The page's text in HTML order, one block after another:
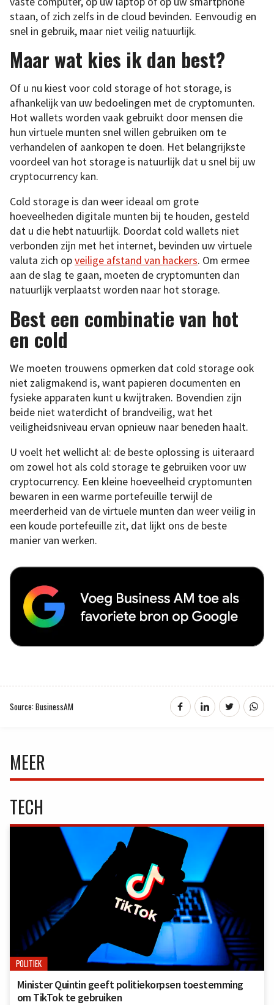
staan, of zich zelfs in de cloud bevinden. Eenvoudig en
snel in gebruik, maar niet veilig natuurlijk.
Maar wat kies ik dan best?
Of u nu kiest voor cold storage of hot storage, is
afhankelijk van uw bedoelingen met de cryptomunten.
Hot wallets worden vaak gebruikt door mensen die
hun virtuele munten snel willen gebruiken om te
verhandelen of aankopen te doen. Het belangrijkste
voordeel van hot storage is natuurlijk dat u snel bij uw
cryptocurrency kan.
Cold storage is dan weer ideaal om grote
hoeveelheden digitale munten bij te houden, gesteld
dat u die hebt natuurlijk. Doordat cold wallets niet
verbonden zijn met het internet, bevinden uw virtuele
valuta zich opveilige afstand van hackers. Om ermee
aan de slag te gaan, moeten de cryptomunten dan
natuurlijk verplaatst worden naar hot storage.
Best een combinatie van hot
en cold
We moeten trouwens opmerken dat cold storage ook
niet zaligmakend is, want papieren documenten en
fysieke apparaten kunt u kwijtraken. Bovendien zijn
beide niet waterdicht of brandveilig, wat het
veiligheidsniveau ervan opnieuw naar beneden haalt.
U voelt het wellicht al: de beste oplossing is uiteraard
om zowel hot als cold storage te gebruiken voor uw
cryptocurrency. Een kleine hoeveelheid cryptomunten
bewaren in een warme portefeuille terwijl de
meerderheid van de virtuele munten dan weer veilig in
een koude portefeuille zit, dat lijkt ons de beste
manier van werken.
Source: BusinessAM
MEER
TECH
POLITIEK
Minister Quintin geeft politiekorpsen toestemming
om TikTok te gebruiken